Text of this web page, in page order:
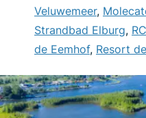
Veluwemeer,
Strandbad Elburg,
de Eemhof, Resort